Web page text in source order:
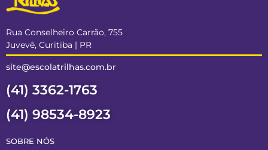
Rua Conselheiro Carrão, 755
Juvevê, Curitiba | PR
site@escolatrilhas.com.br
(41) 3362-1763
(41) 98534-8923
SOBRE NÓS